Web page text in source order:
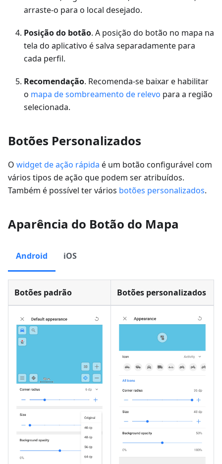
arraste-o para o local desejado.
Posição do botão. A posição do botão no mapa na
tela do aplicativo é salva separadamente para
cada perfil.
Recomendação. Recomenda-se baixar e habilitar
o mapa de sombreamento de relevo para a região
selecionada.
Botões Personalizados
O widget de ação rápida é um botão configurável com
vários tipos de ação que podem ser atribuídos.
Também é possível ter vários botões personalizados.
Aparência do Botão do Mapa
Android iOS
Botões padrão Botões personalizados